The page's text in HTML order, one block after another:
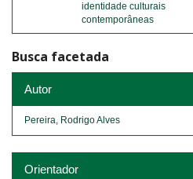
identidade culturais
contemporâneas
Busca facetada
Autor
Pereira, Rodrigo Alves
Orientador